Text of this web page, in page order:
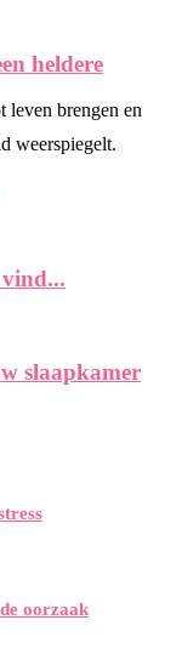
heldere
slaapkamer
leven brengen en
weerspiegelt.
oorzaak